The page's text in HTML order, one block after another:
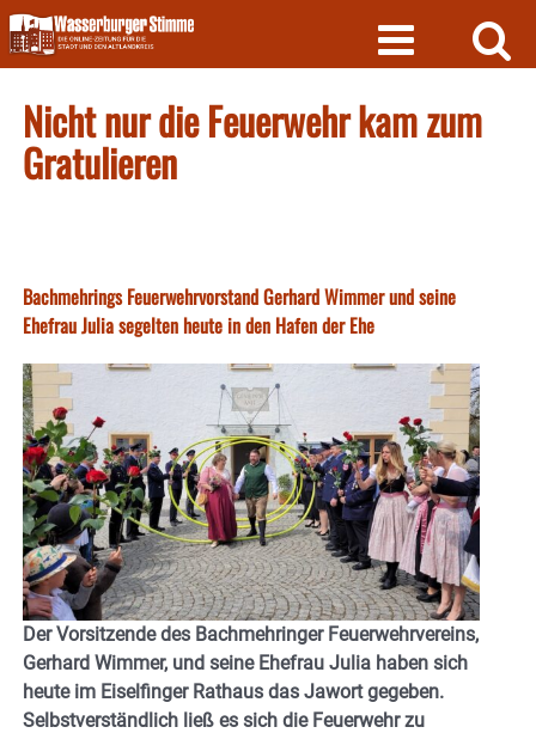
Skip
to
content
Nicht nur die Feuerwehr kam zum
Gratulieren
Bachmehrings Feuerwehrvorstand Gerhard Wimmer und seine
Ehefrau Julia segelten heute in den Hafen der Ehe
Der Vorsitzende des Bachmehringer Feuerwehrvereins,
Gerhard Wimmer, und seine Ehefrau Julia haben sich
heute im Eiselfinger Rathaus das Jawort gegeben.
Selbstverständlich ließ es sich die Feuerwehr zu